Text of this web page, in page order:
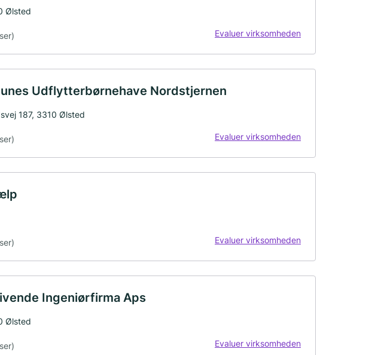
Ølsted
Evaluer virksomheden
Udflytterbørnehave Nordstjernen
187, 3310 Ølsted
Evaluer virksomheden
Evaluer virksomheden
Ingeniørfirma Aps
Ølsted
Evaluer virksomheden